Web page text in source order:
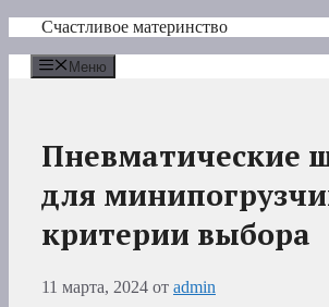
Перейти
содержимому
Счастливое материнство
Меню
Пневматические
для
критерии выбора
11 марта, 2024 от admin